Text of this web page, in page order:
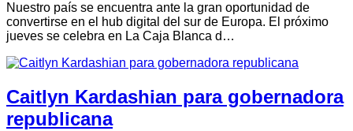
Nuestro país se encuentra ante la gran oportunidad de
convertirse en el hub digital del sur de Europa. El próximo
jueves se celebra en La Caja Blanca d…
Caitlyn Kardashian para gobernadora
republicana